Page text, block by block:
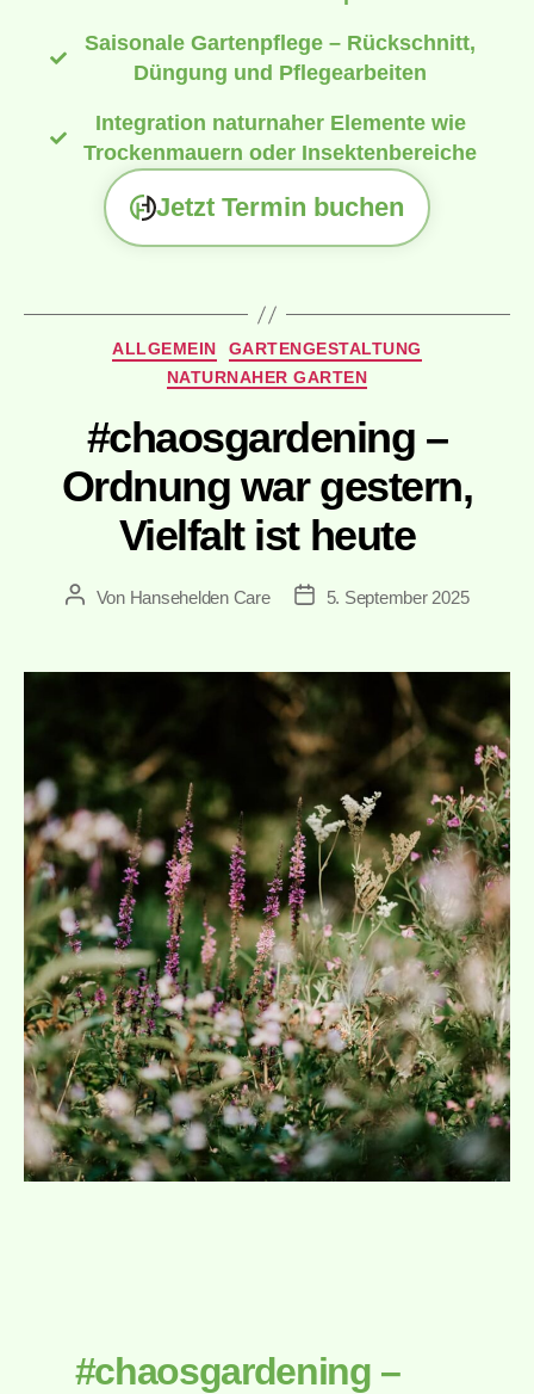
Saisonale Gartenpflege – Rückschnitt,
Düngung und Pflegearbeiten
Integration naturnaher Elemente wie
Trockenmauern oder Insektenbereiche
Jetzt Termin buchen
ALLGEMEIN
GARTENGESTALTUNG
NATURNAHER GARTEN
#chaosgardening –
Ordnung war gestern,
Vielfalt ist heute
Von Hansehelden Care 5. September 2025
#chaosgardening –